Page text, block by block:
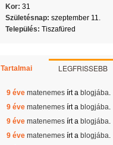
Kor: 31
Születésnap: szeptember 11.
Település: Tiszafüred
Tartalmai LEGFRISSEBB
9 éve matenemesírt a blogjába.
9 éve matenemesírt a blogjába.
9 éve matenemesírt a blogjába.
9 éve matenemesírt a blogjába.